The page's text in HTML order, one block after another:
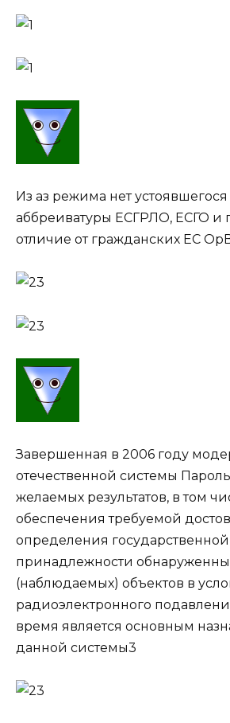
Из аз режима нет
аббреиватуры ЕСГРЛО, ЕСГО и
отличие от гражданских ЕС
Завершенная в 2006 году
отечественной системы
желаемых результатов, в том
обеспечения требуемой
определения государственной
принадлежности
(наблюдаемых) объектов в
радиоэлектронного
время является основным
данной системы3